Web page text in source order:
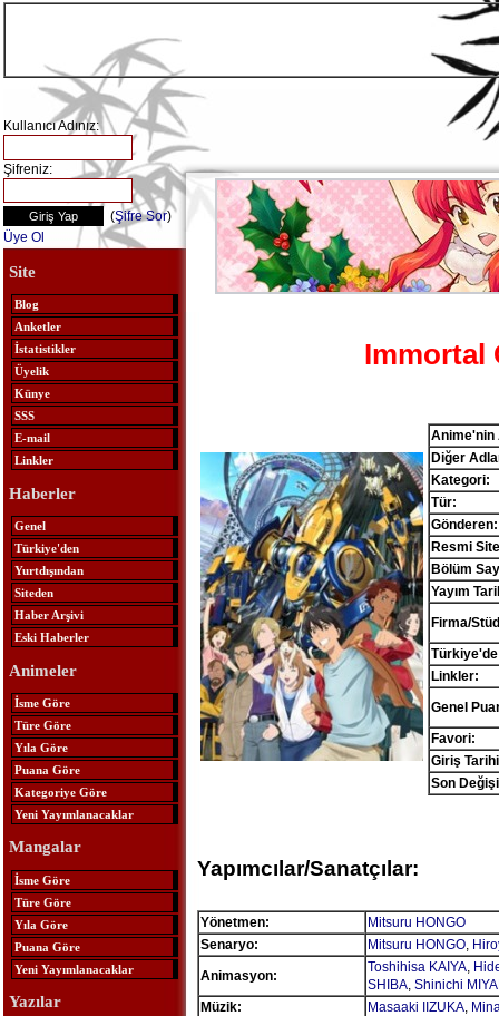
Kullanıcı Adınız:
Şifreniz:
(Şifre Sor)
Üye Ol
Site
Blog
Anketler
İstatistikler
Üyelik
Künye
SSS
E-mail
Linkler
Haberler
Genel
Türkiye'den
Yurtdışından
Siteden
Haber Arşivi
Eski Haberler
Animeler
İsme Göre
Türe Göre
Yıla Göre
Puana Göre
Kategoriye Göre
Yeni Yayımlanacaklar
Mangalar
İsme Göre
Türe Göre
Yıla Göre
Puana Göre
Yeni Yayımlanacaklar
Yazılar
Immortal
Anime'nin
Diğer
Kategori:
Tür:
Gönderen:
Resmi
Bölüm
Yayım
Firma/
Linkler:
Genel
Favori:
Giriş
Son
Yapımcılar/Sanatçılar:
Yönetmen:
Mitsuru HONGO
Senaryo:
Mitsuru HONGO,
Animasyon:
Toshihisa KAIYA,
SHIBA, Shinichi
Müzik:
Masaaki IIZUKA,